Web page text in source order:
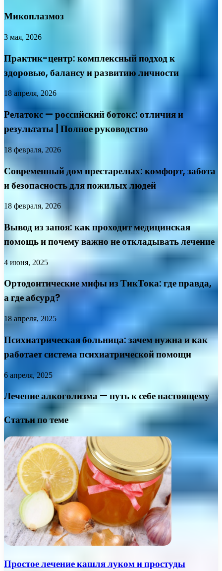
Микоплазмоз
3 мая, 2026
Практик-центр: комплексный подход к
здоровью, балансу и развитию личности
18 апреля, 2026
Релатокс — российский ботокс: отличия и
результаты | Полное руководство
18 февраля, 2026
Современный дом престарелых: комфорт, забота
и безопасность для пожилых людей
18 февраля, 2026
Вывод из запоя: как проходит медицинская
помощь и почему важно не откладывать лечение
4 июня, 2025
Ортодонтические мифы из ТикТока: где правда,
а где абсурд?
18 апреля, 2025
Психиатрическая больница: зачем нужна и как
работает система психиатрической помощи
6 апреля, 2025
Лечение алкоголизма — путь к себе настоящему
Статьи по теме
Простое лечение кашля луком и простуды